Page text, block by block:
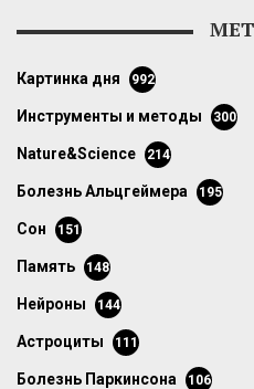
картинка дня 992
инструменты и методы 300
Nature&Science 214
болезнь Альцгеймера 195
сон 151
память 148
нейроны 144
астроциты 111
болезнь Паркинсона 106